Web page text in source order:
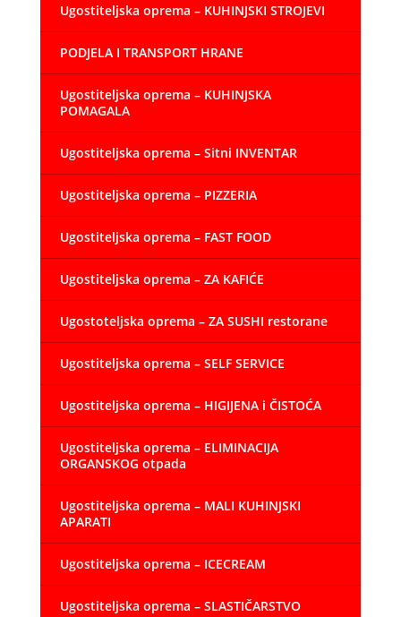
Ugostiteljska oprema – KUHINJSKI STROJEVI
PODJELA I TRANSPORT HRANE
Ugostiteljska oprema – KUHINJSKA
POMAGALA
Ugostiteljska oprema – Sitni INVENTAR
Ugostiteljska oprema – PIZZERIA
Ugostiteljska oprema – FAST FOOD
Ugostiteljska oprema – ZA KAFIĆE
Ugostoteljska oprema – ZA SUSHI restorane
Ugostiteljska oprema – SELF SERVICE
Ugostiteljska oprema – HIGIJENA i ČISTOĆA
Ugostiteljska oprema – ELIMINACIJA
ORGANSKOG otpada
Ugostiteljska oprema – MALI KUHINJSKI
APARATI
Ugostiteljska oprema – ICECREAM
Ugostiteljska oprema – SLASTIČARSTVO